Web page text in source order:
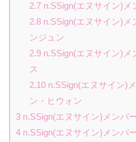
2.7n.SSign(エヌサイン)メ
2.8n.SSign(エヌサイン)メ
ンジュン
2.9n.SSign(エヌサイン)メ
ス
2.10n.SSign(エヌサイン)
ン・ヒウォン
3 n.SSign(エヌサイン)メンバ
4 n.SSign(エヌサイン)メンバ